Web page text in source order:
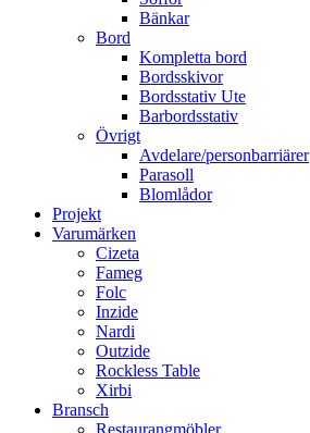
Bänkar
Bord
Kompletta bord
Bordsskivor
Bordsstativ Ute
Barbordsstativ
Övrigt
Avdelare/personbarriärer
Parasoll
Blomlådor
Projekt
Varumärken
Cizeta
Fameg
Folc
Inzide
Nardi
Outzide
Rockless Table
Xirbi
Bransch
Restaurangmöbler